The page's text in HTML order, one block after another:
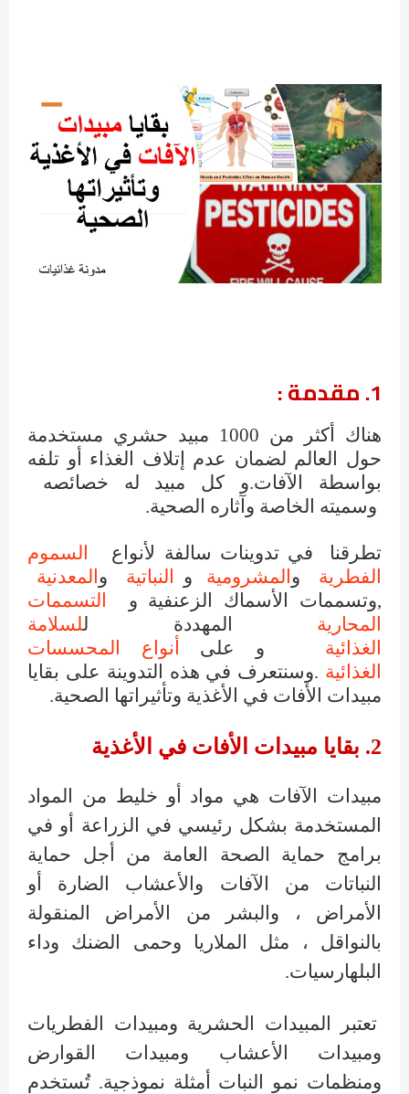
1. مقدمة :
هناك أكثر من 1000 مبيد حشري مستخدمة
حول العالم لضمان عدم إتلاف الغذاء أو تلفه
بواسطة الآفات.و كل مبيد له خصائصه
وسميته الخاصة وآثاره الصحية.
تطرقنا في تدوينات سالفة لأنواع
السموم
الفطرية
و المشرومية و النباتية و المعدنية
,وتسممات الأسماك الزعنفية و التسممات
المحارية
المهددة للسلامة
الغذائية
و على
أنواع المحسسات
الغذائية .وسنتعرف في هذه التدوينة على بقايا
مبيدات الأفات في الأغذية وتأثيراتها الصحية.
2. بقايا مبيدات الأفات في الأغذية
مبيدات الآفات هي مواد أو خليط من المواد
المستخدمة بشكل رئيسي في الزراعة أو في
برامج حماية الصحة العامة من أجل حماية
النباتات من الآفات والأعشاب الضارة أو
الأمراض ، والبشر من الأمراض المنقولة
بالنواقل ، مثل الملاريا وحمى الضنك وداء
البلهارسيات.
تعتبر المبيدات الحشرية ومبيدات الفطريات
ومبيدات الأعشاب ومبيدات القوارض
ومنظمات نمو النبات أمثلة نموذجية. تُستخدم